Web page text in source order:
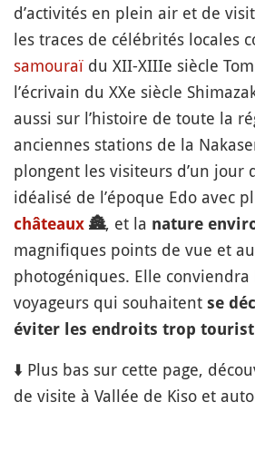
d’activités en plein air et de
les traces de célébrités locales
samouraï du XII-XIIIe siècle
l’écrivain du XXe siècle
aussi sur l’histoire de toute la
anciennes stations de la
plongent les visiteurs d’un jour
idéalisé de l’époque Edo avec
châteaux 🏯, et la nature
magnifiques points de vue et
photogéniques. Elle
voyageurs qui souhaitent se
éviter les endroits trop
⬇️ Plus bas sur cette page,
de visite à Vallée de Kiso et